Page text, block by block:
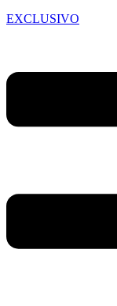
EXCLUSIVO